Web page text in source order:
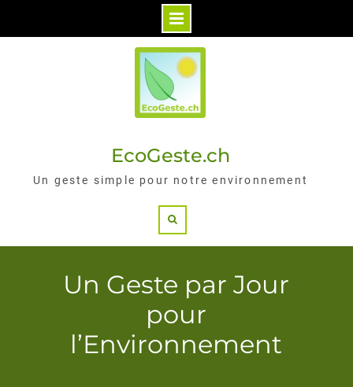
EcoGeste.ch
Un geste simple pour notre environnement
Un Geste par Jour
pour
l’Environnement